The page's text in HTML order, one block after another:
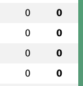
0 0
0 0
0 0
0 0